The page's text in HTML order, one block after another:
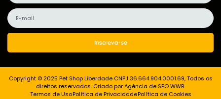
Inscreva-se
Copyright © 2025 Pet Shop Liberdade CNPJ 36.664.904.0001.69, Todos os
direitos reservados. Criado por Agência de SEO WWB.
Termos de UsoPolítica de PrivacidadePolítica de Cookies